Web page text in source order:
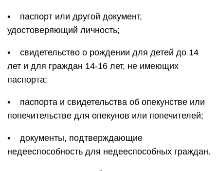
• паспорт или другой документ,
удостоверяющий личность;
• свидетельство о рождении для детей до 14
лет и для граждан 14-16 лет, не имеющих
паспорта;
• паспорта и свидетельства об опекунстве или
попечительстве для опекунов или попечителей;
• документы, подтверждающие
недееспособность для недееспособных граждан.